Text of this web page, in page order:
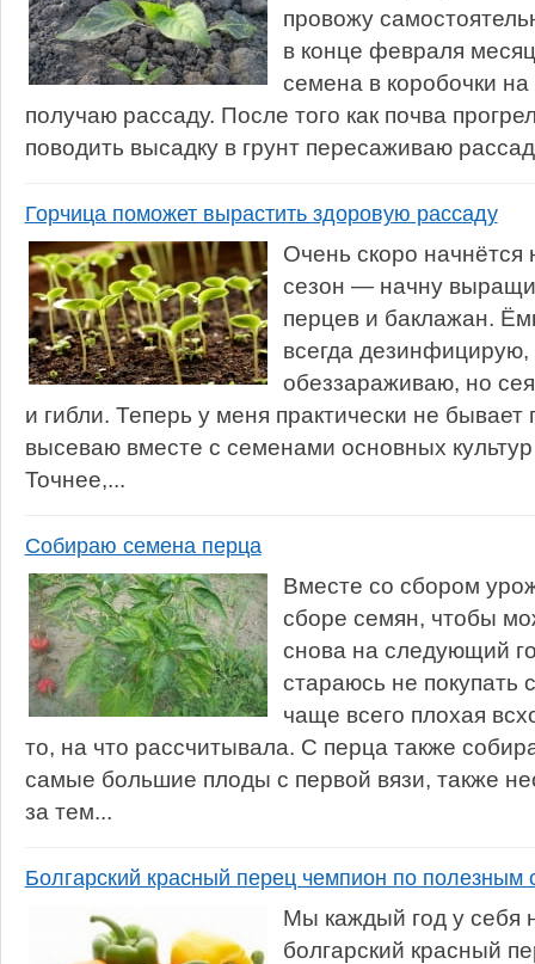
провожу
в конце февраля
семена в коробочки на
получаю рассаду. После того как почва
поводить высадку в грунт пересаживаю
Горчица поможет вырастить здоровую рассаду
Очень скоро начнётся
сезон — начну
перцев и баклажан.
всегда
обеззараживаю, но
и гибли. Теперь у меня практически не бывает
высеваю вместе с семенами основных
Точнее,...
Собираю семена перца
Вместе со сбором
сборе семян, чтобы
снова на следующий
стараюсь не покупать
чаще всего плохая
то, на что рассчитывала. С перца также
самые большие плоды с первой вязи, также
за тем...
Болгарский красный перец чемпион по полезным
Мы каждый год у себя
болгарский красный